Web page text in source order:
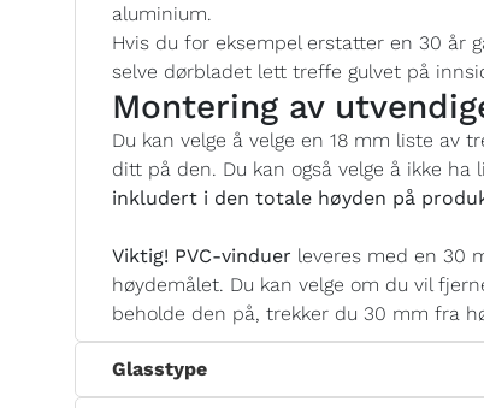
aluminium.
Hvis du for eksempel erstatter en 30 år
selve dørbladet lett treffe gulvet på
Montering av
Du kan velge å velge en 18 mm liste av
ditt på den. Du kan også velge å ikke ha
inkludert i den totale høyden på
Viktig! PVC-vinduer leveres med en 30
høydemålet. Du kan velge om du vil
beholde den på, trekker du 30 mm fra
Glasstype